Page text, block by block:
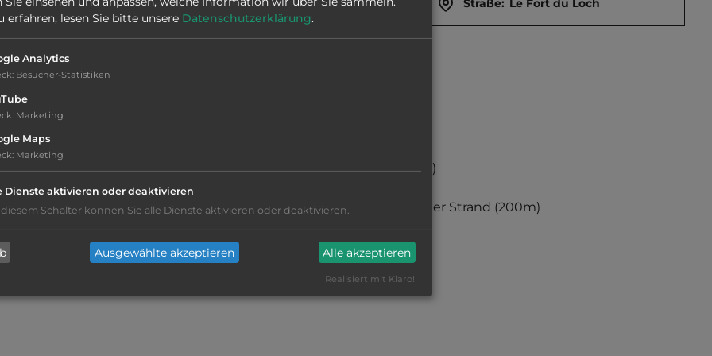
kiesig, harter Grund
Restaurant(2000m)
Badegelegenheit im offenen Gewässer
(200m)
sandiger Strand (200m)
erfahren, lesen Sie bitte unsere Datenschutzerklärung.
Analytics
: Besucher-Statistiken
: Marketing
Maps
: Marketing
Dienste aktivieren oder deaktivieren
Schalter können Sie alle Dienste aktivieren oder deaktivieren.
Ausgewählte akzeptieren Alle akzeptieren
Realisiert mit Klaro!